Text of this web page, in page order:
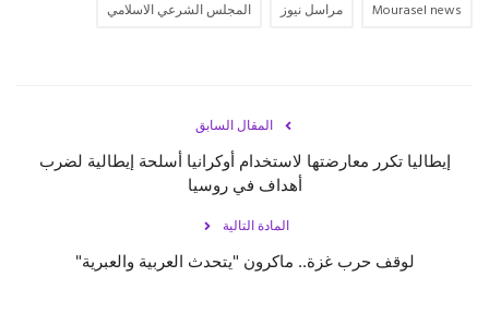
Mourasel news مراسل نيوز المجلس الشرعي الاسلامي
المقال السابق
إيطاليا تكرر معارضتها لاستخدام أوكرانيا أسلحة إيطالية لضرب
أهداف في روسيا
المادة التالية
لوقف حرب غزة.. ماكرون "يتحدث العربية والعبرية"